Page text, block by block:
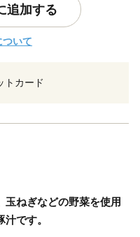
追加する
ついて
トカード
玉ねぎなどの野菜を使用
です。